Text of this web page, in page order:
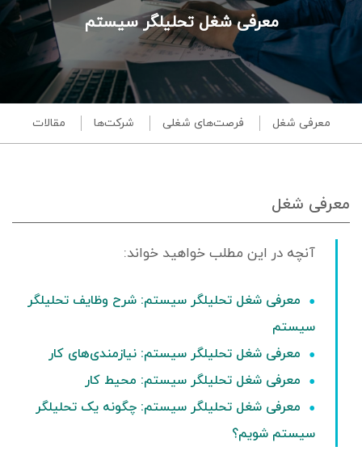
معرفی شغل تحلیلگر سیستم
معرفی شغل فرصت‌های شغلی شرکت‌ها مقالات
معرفی شغل
معرفی شغل تحلیلگر سیستم: شرح وظایف تحلیلگر
سیستم
معرفی شغل تحلیلگر سیستم: نیازمندی‌های کار
معرفی شغل تحلیلگر سیستم: محیط کار
معرفی شغل تحلیلگر سیستم:‌ چگونه یک تحلیلگر
سیستم شویم؟